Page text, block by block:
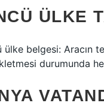
ÜLKE
belgesi: Aracın
durumunda